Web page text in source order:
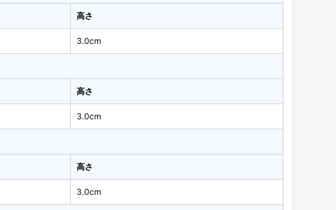
高さ
3.0cm
高さ
3.0cm
高さ
3.0cm